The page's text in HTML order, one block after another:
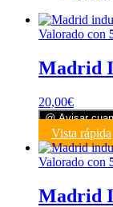
Valorado con
Madrid
20,00€
@ Avisar
Vista rápida
Valorado con
Madrid